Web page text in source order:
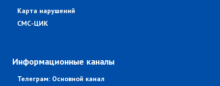
Карта нарушений
СМС-ЦИК
Информационные каналы
Телеграм: Основной канал